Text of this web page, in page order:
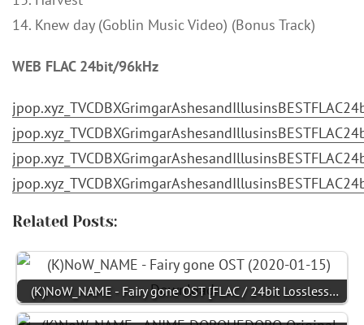
14. Knew day (Goblin Music Video) (Bonus Track)
WEB FLAC 24bit/96kHz
Related Posts:
(K)NoW_NAME - Fairy gone OST [FLAC / 24bit Lossless…